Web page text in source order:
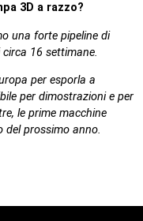
3D a razzo?
una forte pipeline di
16 settimane.
per esporla a
per dimostrazioni e per
le prime macchine
del prossimo anno.